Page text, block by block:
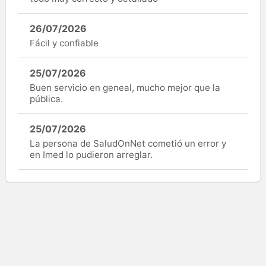
26/07/2026
Fácil y confiable
25/07/2026
Buen servicio en geneal, mucho mejor que la
pública.
25/07/2026
La persona de SaludOnNet cometió un error y
en Imed lo pudieron arreglar.